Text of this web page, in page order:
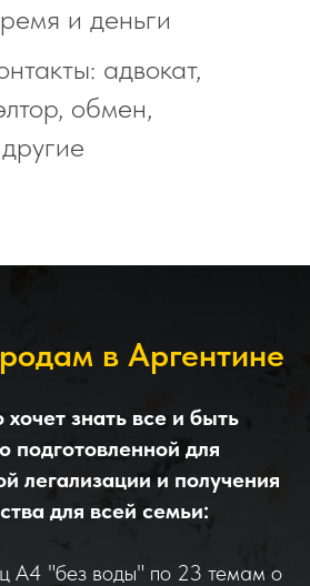
и деньги
адвокат,
обмен,
в Аргентине
хочет знать все и быть
подготовленной для
легализации и получения
для всей семьи:
А4 "без воды" по 23 темам о